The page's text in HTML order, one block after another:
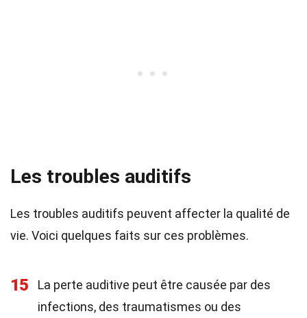
Les troubles auditifs
Les troubles auditifs peuvent affecter la qualité de
vie. Voici quelques faits sur ces problèmes.
15
La perte auditive peut être causée par des
infections, des traumatismes ou des